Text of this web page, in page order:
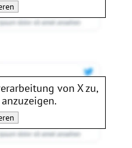
von Xzu,